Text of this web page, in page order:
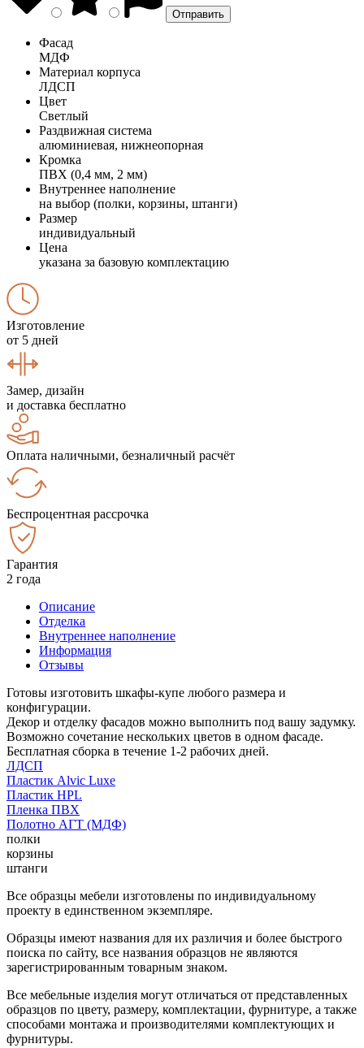
Фасад
МДФ
Материал корпуса
ЛДСП
Цвет
Светлый
Раздвижная система
алюминиевая, нижнеопорная
Кромка
ПВХ (0,4 мм, 2 мм)
Внутреннее наполнение
на выбор (полки, корзины, штанги)
Размер
индивидуальный
Цена
указана за базовую комплектацию
Изготовление
от 5 дней
Замер, дизайн
и доставка бесплатно
Оплата наличными, безналичный расчёт
Беспроцентная рассрочка
Гарантия
2 года
Описание
Отделка
Внутреннее наполнение
Информация
Отзывы
Готовы изготовить шкафы-купе любого размера и
конфигурации.
Декор и отделку фасадов можно выполнить под вашу задумку.
Возможно сочетание нескольких цветов в одном фасаде.
Бесплатная сборка в течение 1-2 рабочих дней.
ЛДСП
Пластик Alvic Luxe
Пластик HPL
Пленка ПВХ
Полотно АГТ (МДФ)
полки
корзины
штанги
Все образцы мебели изготовлены по индивидуальному
проекту в единственном экземпляре.
Образцы имеют названия для их различия и более быстрого
поиска по сайту, все названия образцов не являются
зарегистрированным товарным знаком.
Все мебельные изделия могут отличаться от представленных
образцов по цвету, размеру, комплектации, фурнитуре, а также
способами монтажа и производителями комплектующих и
фурнитуры.